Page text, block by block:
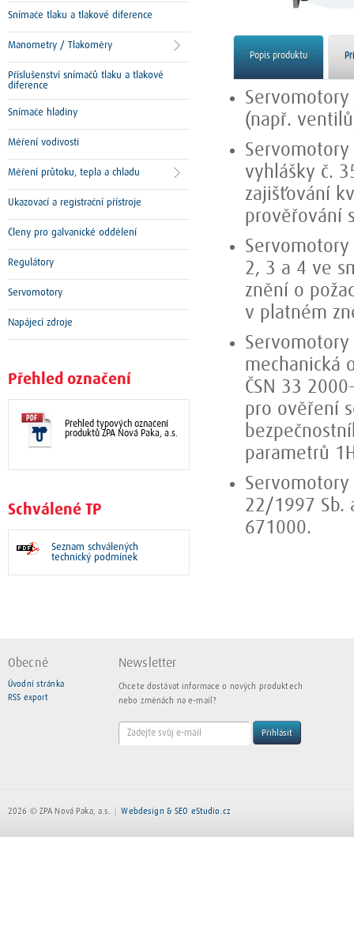
Popis produktu
(např.
vyhlášky č.
zajišťování
prověřování
2, 3 a 4 ve
znění o
v platném
mechanická
ČSN 33
pro ověření
parametrů
22/1997 Sb.
671000.
Snímače tlaku a tlakové diference
Manometry / Tlakoměry
Příslušenství snímačů tlaku a tlakové
diference
Snímače hladiny
Měření vodivosti
Měření průtoku, tepla a chladu
Ukazovací a registrační přístroje
Členy pro galvanické oddělení
Regulátory
Servomotory
Napájecí zdroje
Přehled označení
Přehled typových označení
produktů ZPA Nová Paka, a.s.
Schválené TP
Seznam schválených
technický podmínek
Obecné
Úvodní stránka
RSS export
Newsletter
Chcete dostávat informace o nových produktech
nebo změnách na e-mail?
Přihlásit
2026 © ZPA Nová Paka, a.s. Webdesign & SEO eStudio.cz